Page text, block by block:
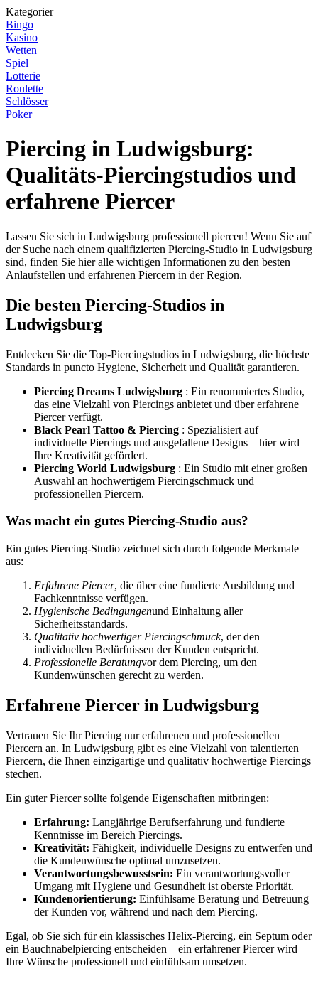
Kategorier
Bingo
Kasino
Wetten
Spiel
Lotterie
Roulette
Schlösser
Poker
Piercing in Ludwigsburg:
Qualitäts-Piercingstudios und
erfahrene Piercer
Lassen Sie sich in Ludwigsburg professionell piercen! Wenn Sie auf
der Suche nach einem qualifizierten Piercing-Studio in Ludwigsburg
sind, finden Sie hier alle wichtigen Informationen zu den besten
Anlaufstellen und erfahrenen Piercern in der Region.
Die besten Piercing-Studios in
Ludwigsburg
Entdecken Sie die Top-Piercingstudios in Ludwigsburg, die höchste
Standards in puncto Hygiene, Sicherheit und Qualität garantieren.
Piercing Dreams Ludwigsburg : Ein renommiertes Studio,
das eine Vielzahl von Piercings anbietet und über erfahrene
Piercer verfügt.
Black Pearl Tattoo & Piercing : Spezialisiert auf
individuelle Piercings und ausgefallene Designs – hier wird
Ihre Kreativität gefördert.
Piercing World Ludwigsburg : Ein Studio mit einer großen
Auswahl an hochwertigem Piercingschmuck und
professionellen Piercern.
Was macht ein gutes Piercing-Studio aus?
Ein gutes Piercing-Studio zeichnet sich durch folgende Merkmale
aus:
Erfahrene Piercer, die über eine fundierte Ausbildung und
Fachkenntnisse verfügen.
Hygienische Bedingungenund Einhaltung aller
Sicherheitsstandards.
Qualitativ hochwertiger Piercingschmuck, der den
individuellen Bedürfnissen der Kunden entspricht.
Professionelle Beratungvor dem Piercing, um den
Kundenwünschen gerecht zu werden.
Erfahrene Piercer in Ludwigsburg
Vertrauen Sie Ihr Piercing nur erfahrenen und professionellen
Piercern an. In Ludwigsburg gibt es eine Vielzahl von talentierten
Piercern, die Ihnen einzigartige und qualitativ hochwertige Piercings
stechen.
Ein guter Piercer sollte folgende Eigenschaften mitbringen:
Erfahrung: Langjährige Berufserfahrung und fundierte
Kenntnisse im Bereich Piercings.
Kreativität: Fähigkeit, individuelle Designs zu entwerfen und
die Kundenwünsche optimal umzusetzen.
Verantwortungsbewusstsein: Ein verantwortungsvoller
Umgang mit Hygiene und Gesundheit ist oberste Priorität.
Kundenorientierung: Einfühlsame Beratung und Betreuung
der Kunden vor, während und nach dem Piercing.
Egal, ob Sie sich für ein klassisches Helix-Piercing, ein Septum oder
ein Bauchnabelpiercing entscheiden – ein erfahrener Piercer wird
Ihre Wünsche professionell und einfühlsam umsetzen.